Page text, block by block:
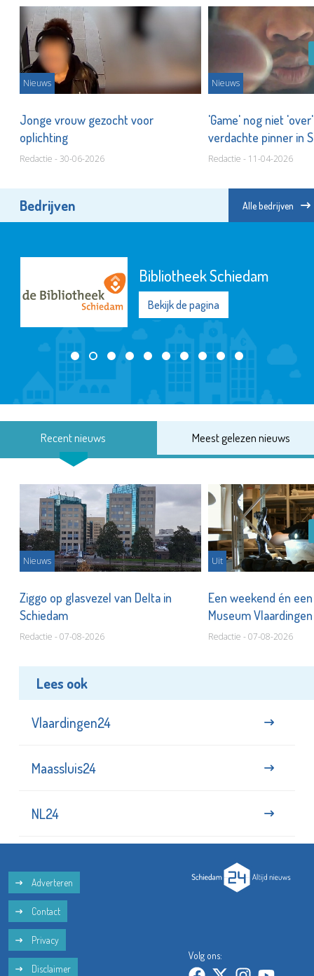
Nieuws
Jonge vrouw gezocht voor
oplichting
Redactie - 30-06-2026
Nieuws
'Game' nog niet
verdachte pinner in
Redactie - 11-04-2026
Bedrijven Alle bedrijven
Bibliotheek Schiedam
Bekijk de pagina
Recent nieuws Meest gelezen nieuws
Nieuws
Ziggo op glasvezel van Delta in
Schiedam
Redactie - 07-08-2026
Uit
Een weekend én
Museum
Redactie - 07-08-2026
Lees ook
Vlaardingen24
Maassluis24
NL24
Adverteren
Contact
Privacy
Disclaimer
Volg ons: